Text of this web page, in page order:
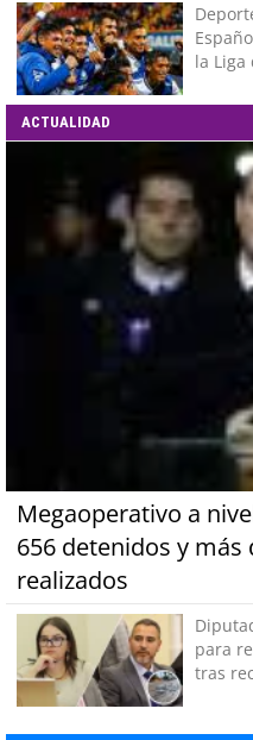
Española y
la Liga
ACTUALIDAD
Megaoperativo a
656 detenidos y
realizados
para
tras